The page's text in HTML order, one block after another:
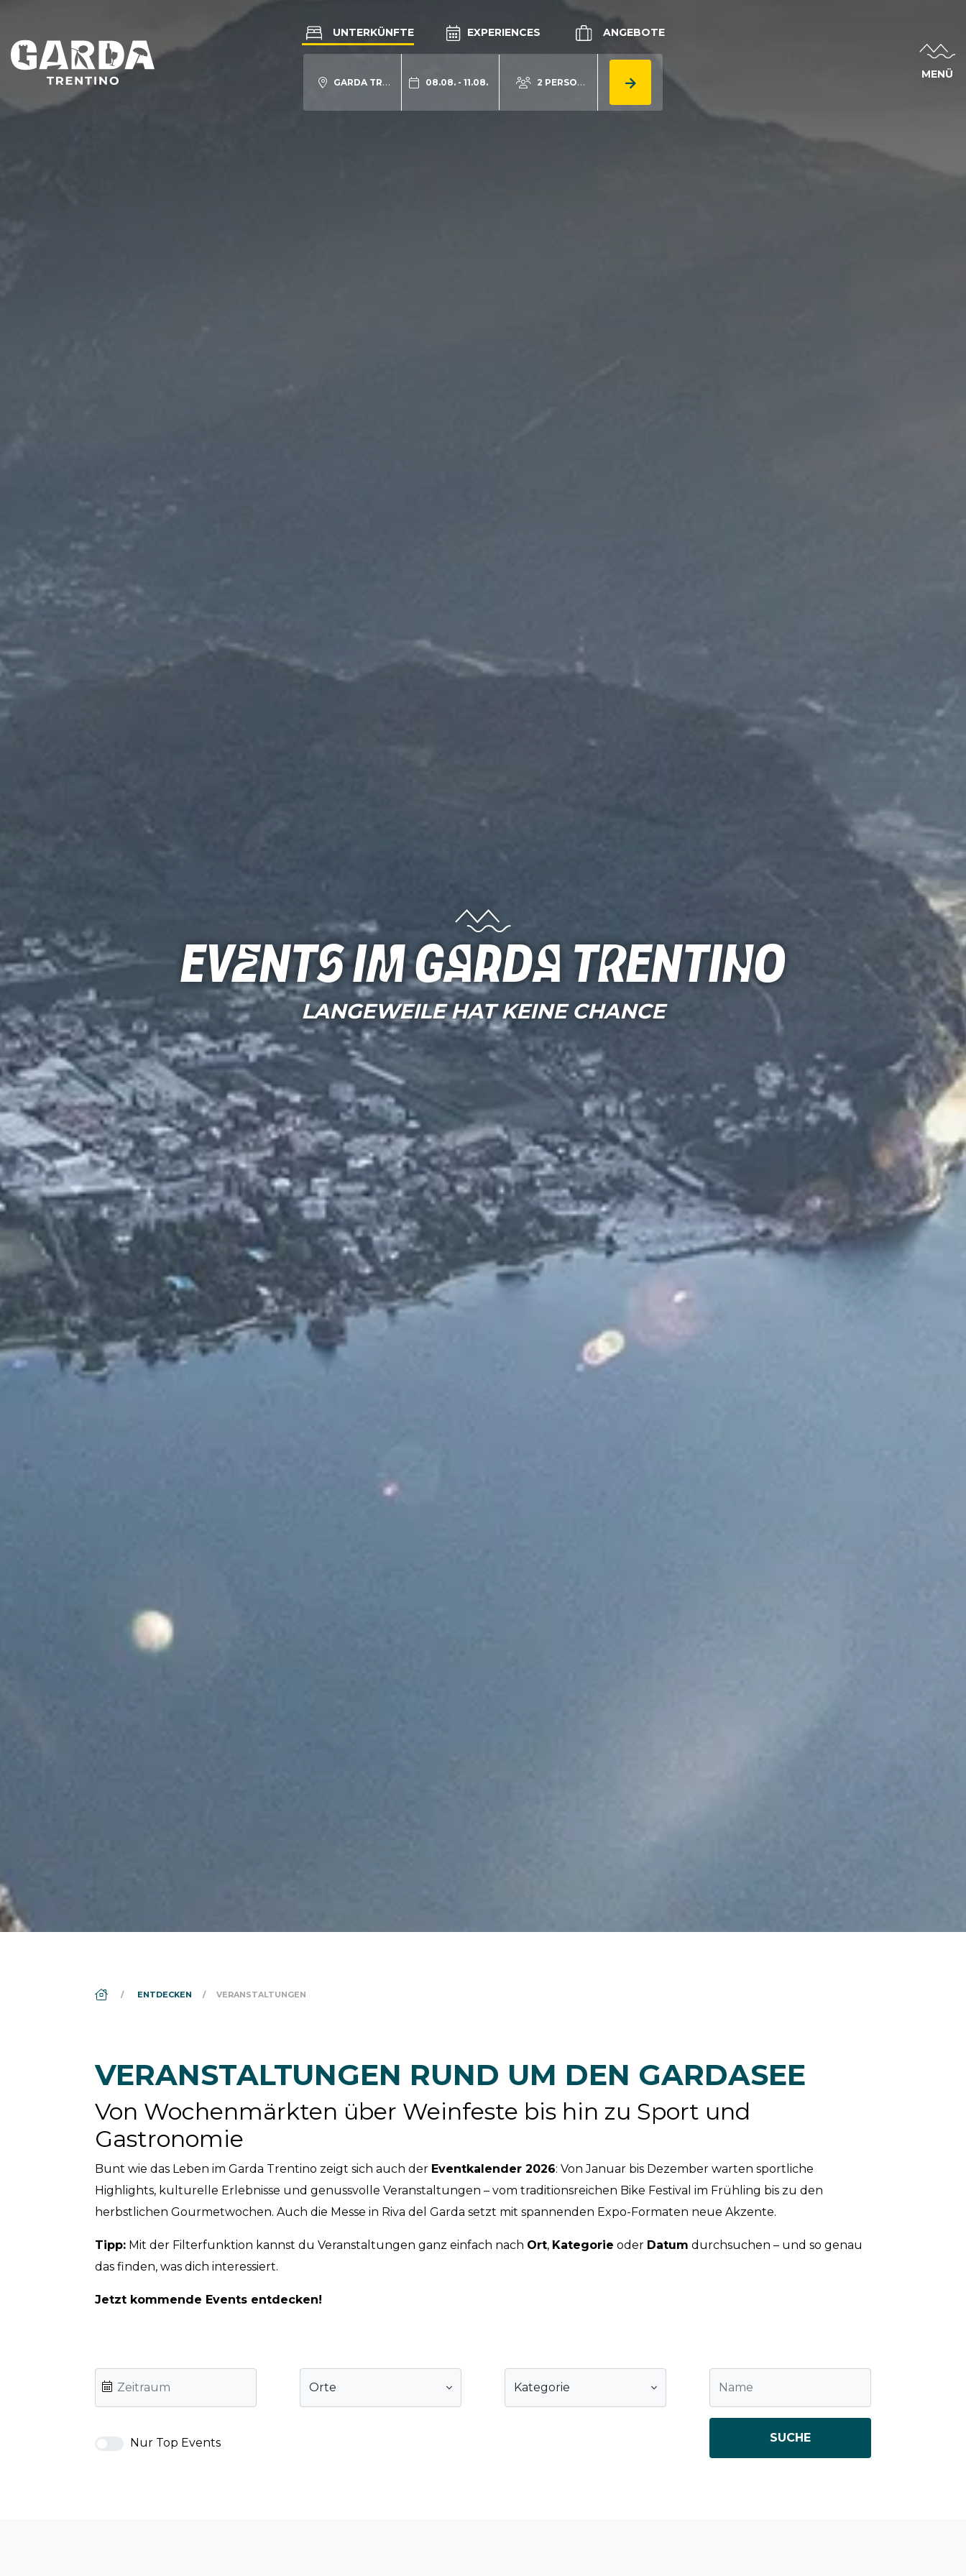
UNTERKÜNFTE EXPERIENCES ANGEBOTE
GARDA TRENTINO 08.08. - 11.08. 2 PERSONEN
MENÜ
Events im Garda Trentino
LANGEWEILE HAT KEINE CHANCE
DS_BREADCRUMB.HOME
ENTDECKEN VERANSTALTUNGEN
VERANSTALTUNGEN RUND UM DEN GARDASEE
Von Wochenmärkten über Weinfeste bis hin zu Sport und
Gastronomie
Bunt wie das Leben im Garda Trentino zeigt sich auch der Eventkalender 2026: Von Januar bis Dezember warten sportliche
Highlights, kulturelle Erlebnisse und genussvolle Veranstaltungen – vom traditionsreichen Bike Festival im Frühling bis zu den
herbstlichen Gourmetwochen. Auch die Messe in Riva del Garda setzt mit spannenden Expo-Formaten neue Akzente.
Tipp: Mit der Filterfunktion kannst du Veranstaltungen ganz einfach nach Ort, Kategorie oder Datum durchsuchen – und so genau
das finden, was dich interessiert.
Jetzt kommende Events entdecken!
Orte Kategorie
Nur Top Events SUCHE